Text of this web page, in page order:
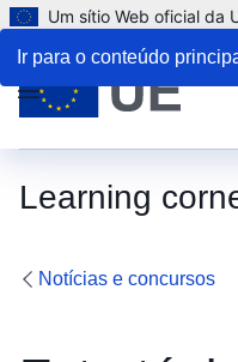
Ir para o conteúdo
Um sítio Web oficial da
Learning
Menu
Notícias e concursos